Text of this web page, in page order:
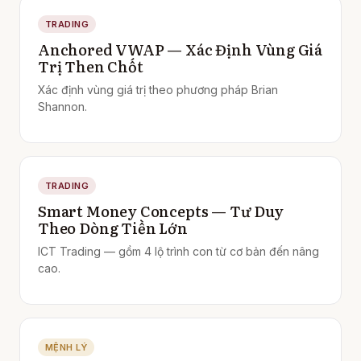
TRADING
Anchored VWAP — Xác Định Vùng Giá
Trị Then Chốt
Xác định vùng giá trị theo phương pháp Brian
Shannon.
TRADING
Smart Money Concepts — Tư Duy
Theo Dòng Tiền Lớn
ICT Trading — gồm 4 lộ trình con từ cơ bản đến nâng
cao.
MỆNH LÝ